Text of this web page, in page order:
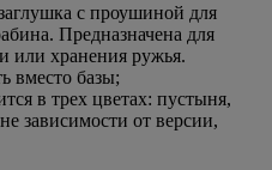
с проушиной для
Предназначена для
или хранения ружья.
вместо базы;
в трех цветах: пустыня,
зависимости от версии,